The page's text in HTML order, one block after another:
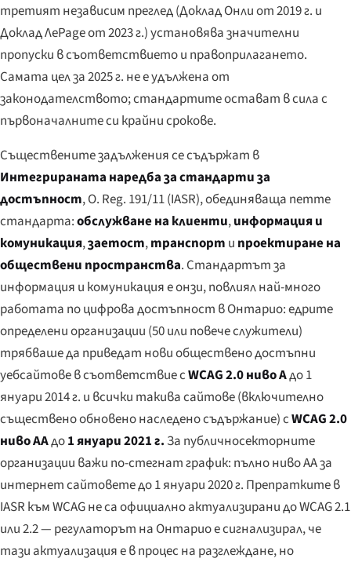
третият независим преглед (Доклад Онли от 2019 г. и
Доклад ЛePage от 2023 г.) установява значителни
пропуски в съответствието и правоприлагането.
Самата цел за 2025 г. не е удължена от
законодателството; стандартите остават в сила с
първоначалните си крайни срокове.
Съществените задължения се съдържат в
Интегрираната наредба за стандарти за
достъпност, O. Reg. 191/11 (IASR), обединяваща петте
стандарта:обслужване на клиенти,информация и
комуникация,заетост,транспорт и проектиране на
обществени пространства. Стандартът за
информация и комуникация е онзи, повлиял най-много
работата по цифрова достъпност в Онтарио: едрите
определени организации (50 или повече служители)
трябваше да приведат нови обществено достъпни
уебсайтове в съответствие сWCAG 2.0 ниво Aдо 1
януари 2014 г. и всички такива сайтове (включително
съществено обновено наследено съдържание) сWCAG 2.0
ниво AAдо1 януари 2021 г. За публичносекторните
организации важи по-стегнат график: пълно ниво AA за
интернет сайтовете до 1 януари 2020 г. Препратките в
IASR към WCAG не са официално актуализирани до WCAG 2.1
или 2.2 — регулаторът на Онтарио е сигнализирал, че
тази актуализация е в процес на разглеждане, но